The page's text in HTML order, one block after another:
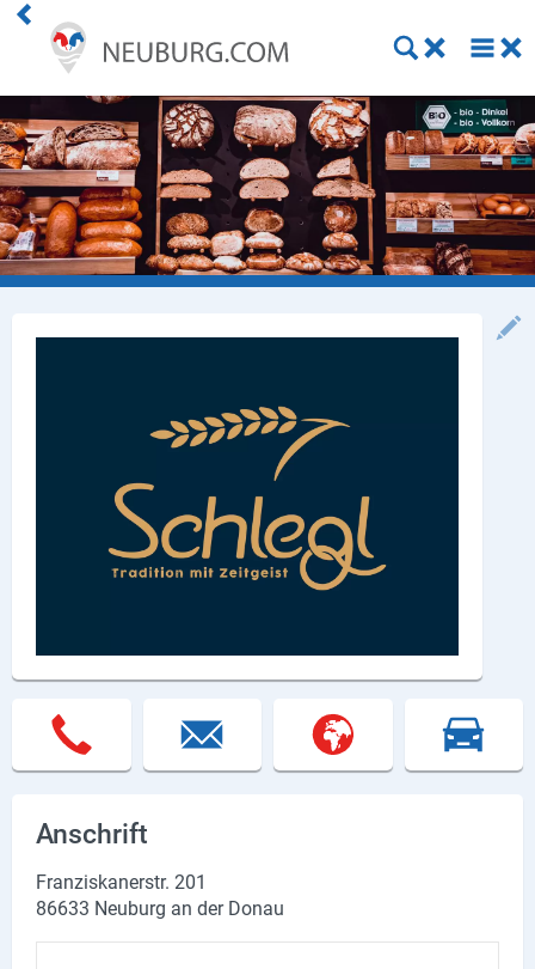
Anschrift
Franziskanerstr. 201
86633 Neuburg an der Donau
Einkaufen
Handwerk
Gastronomie
Dienstleistung
Gesundheit
Stellenanzeigen
Online Shops
Lieferdienste
Neuburg App
Angebote
Aktuelles
Magazine
Veranstaltungen